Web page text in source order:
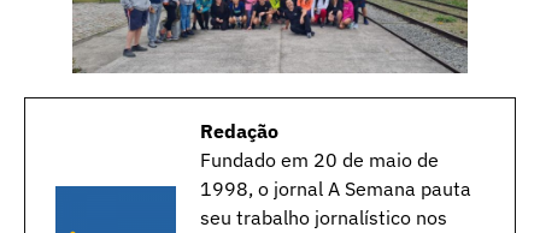
Redação
Fundado em 20 de maio de
1998, o jornal A Semana pauta
seu trabalho jornalístico nos